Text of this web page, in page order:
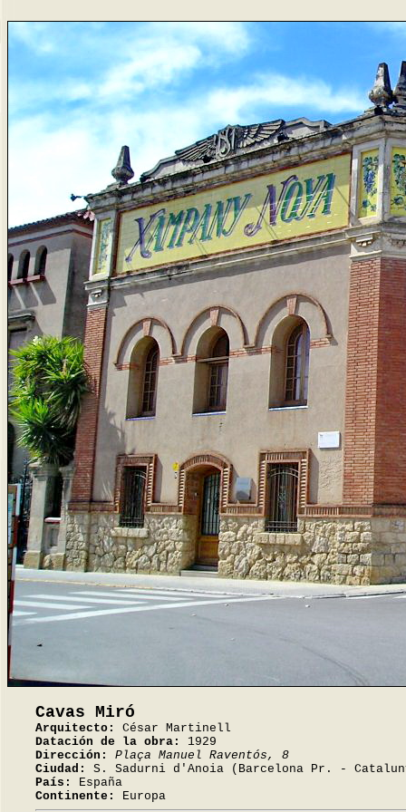
Cavas Miró
Arquitecto:
César Martinell
Datación de la obra:
1929
Dirección:
Plaça Manuel Raventós, 8
Ciudad:
S. Sadurni d'Anoia (Barcelona Pr. -
País:
España
Continente:
Europa